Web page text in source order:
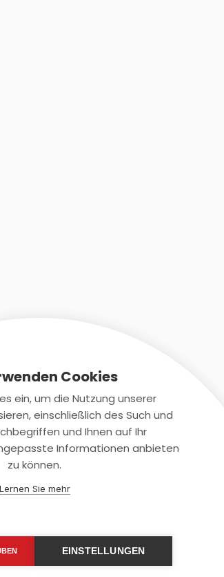
uns
708-4280
Cookies
ein, um die Nutzung unserer
einschließlich des Such und
und Ihnen auf Ihr
Informationen anbieten
zu können.
Lernen Sie mehr
EINSTELLUNGEN